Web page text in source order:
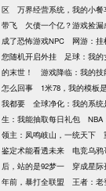
区
万界经营系统，我的小餐
带飞
欠债一个亿？游戏捡漏
成了恐怖游戏NPC
网游：
您随机开启外挂
足球：我
的末世！
游戏降临：我的技
怎么回事
1米78，我的模板
我都要
全球净化：我的系统
生：我能抽取每日礼包
NBA
领主：凤鸣岐山，一统天下
鉴定术能看透未来
电竞乌鸦
后，站的是92梦一
穿成星
年前，暴打全联盟
王者：老